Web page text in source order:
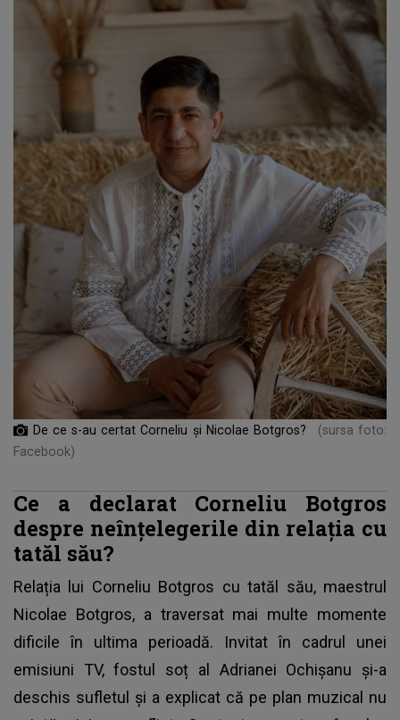
De ce s-au certat Corneliu și Nicolae Botgros?
(sursa foto:
Facebook)
Ce a declarat Corneliu Botgros
despre neînțelegerile din relația cu
tatăl său?
Relația lui Corneliu Botgros cu tatăl său, maestrul
Nicolae Botgros, a traversat mai multe momente
dificile în ultima perioadă. Invitat în cadrul unei
emisiuni TV, fostul soț al Adrianei Ochișanu și-a
deschis sufletul și a explicat că pe plan muzical nu